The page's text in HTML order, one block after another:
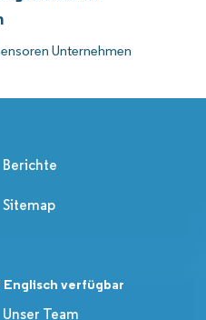
Unternehmen
Berichte
Sitemap
verfügbar
Unser Team